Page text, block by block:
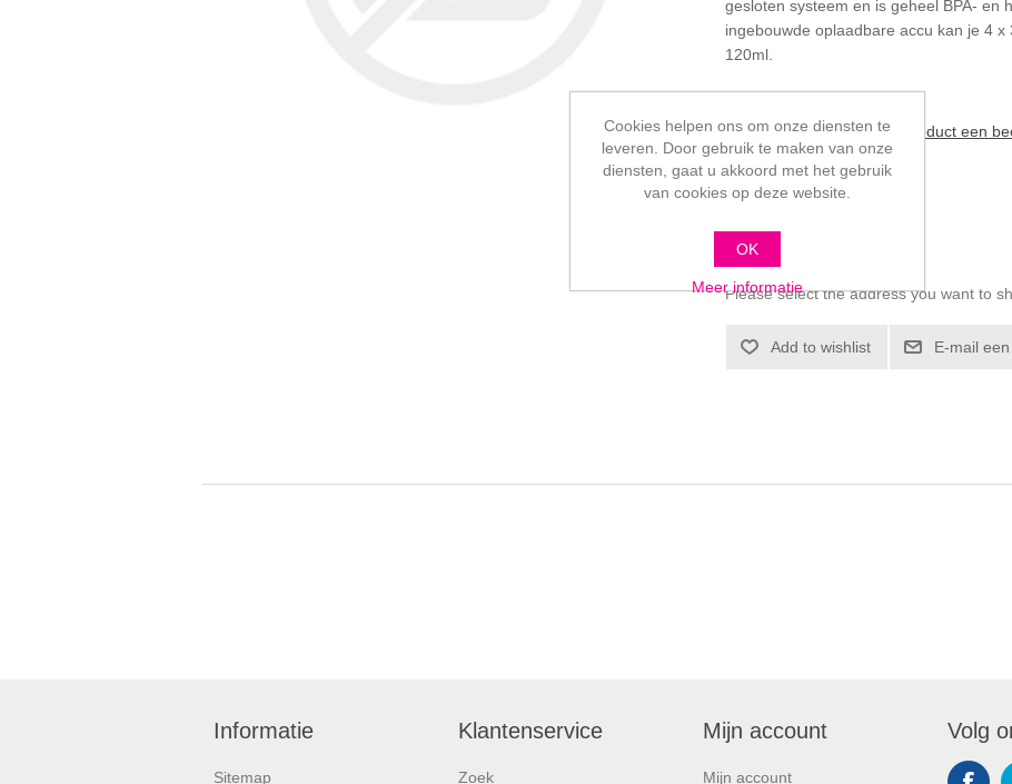
gesloten systeem en is geheel BPA- en
ingebouwde oplaadbare accu kan je 4
120ml.
Schrijf als eerste voor dit product een
€110,00
Please select the address you want to
Informatie
Sitemap
Klantenservice
Zoek
Mijn account
Mijn account
Volg
Cookies helpen ons om onze diensten te
leveren. Door gebruik te maken van onze
diensten, gaat u akkoord met het gebruik
van cookies op deze website.
OK
Meer informatie